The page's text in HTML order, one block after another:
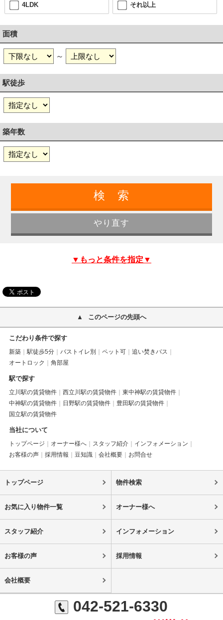
4LDK それ以上
面積
～
駅徒歩
築年数
▼もっと条件を指定▼
このページの先頭へ
こだわり条件で探す
新築 駅徒歩5分 バストイレ別 ペット可
追い焚きバス
オートロック
角部屋
駅で探す
立川駅の賃貸物件 西立川駅の賃貸物件
東中神駅の賃貸物件
中神駅の賃貸物件
日野駅の賃貸物件
豊田駅の賃貸物件
国立駅の賃貸物件
当社について
トップページ オーナー様へ スタッフ紹介
インフォメーション
お客様の声
採用情報 豆知識 会社概要 お問合せ
トップページ 物件検索
お気に入り物件一覧 オーナー様へ
スタッフ紹介 インフォメーション
お客様の声 採用情報
会社概要
042-521-6330